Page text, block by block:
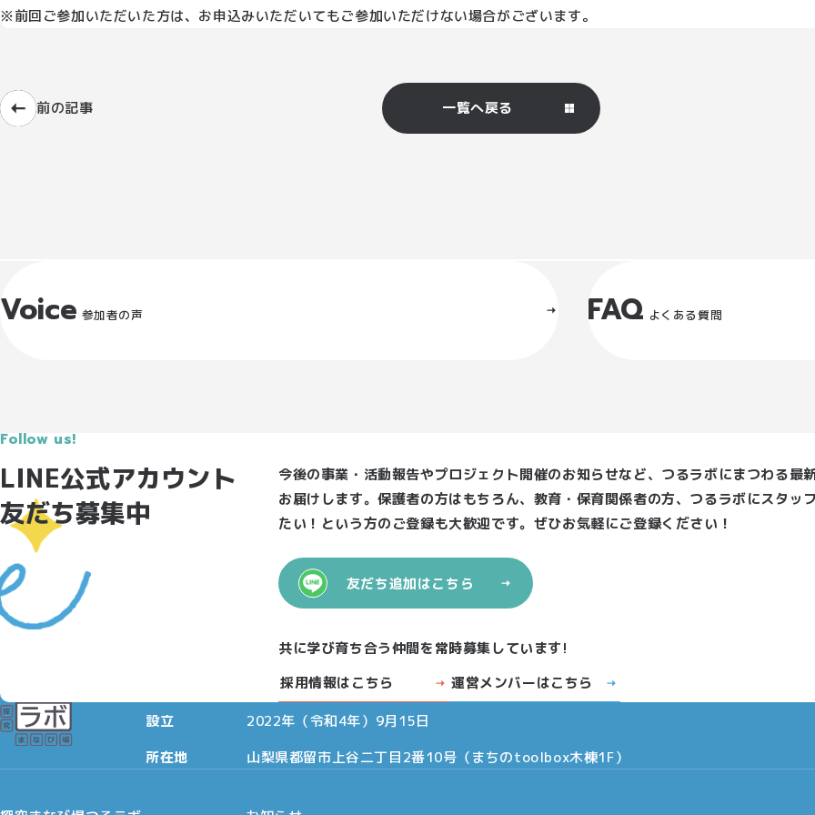
※前回ご参加いただいた方は、お申込みいただいてもご参加いただけない場合がございます。
前の記事 一覧へ戻る
Voice 参加者の声 FAQ よくある質問
Follow us!
LINE公式アカウント
友だち募集中
今後の事業・活動報告やプロジェクト開催のお知らせなど、つるラボにまつわる最
お届けします。保護者の方はもちろん、教育・保育関係者の方、つるラボにスタッ
たい！という方のご登録も大歓迎です。ぜひお気軽にご登録ください！
友だち追加はこちら
共に学び育ち合う仲間を常時募集しています!
採用情報はこちら
運営メンバーはこちら
Youtube Facebook
（都留市の学びの未来づくりプロジェクトに関する各種事業を行う法人として、地域再
設立
2022年（令和4年）9月15日
所在地
山梨県都留市上谷二丁目2番10号（まちのtoolbox木棟1F）